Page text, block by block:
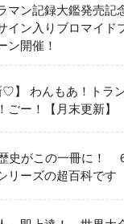
マン記録大鑑発売記
イン入りブロマイド
ン開催！
♡】 わんもあ！トラ
ごー！【月末更新】
史がこの一冊に！
リーズの超百科です